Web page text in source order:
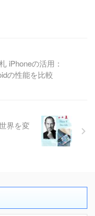
iPhoneの活用：
の性能を比較
界を変